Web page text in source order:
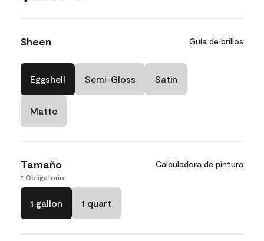
Sheen Guía de brillos
Eggshell Semi-Gloss Satin
Matte
Tamaño Calculadora de pintura
* Obligatorio
1 gallon 1 quart